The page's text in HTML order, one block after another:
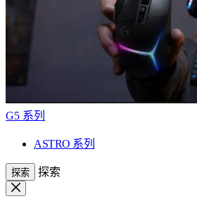
G5 系列
ASTRO 系列
探索 探索